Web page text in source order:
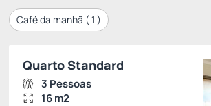
Café da manhã ( 1 )
Quarto Standard
3 Pessoas
16 m2